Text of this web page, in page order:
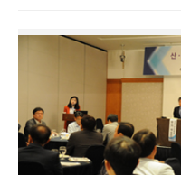
하기 위한 추진 전략방
어졌으며, 지진에 대한
기가 마련되었습니다. ※
시 큰 피해를 발생시키
를 전달하여 수신자의